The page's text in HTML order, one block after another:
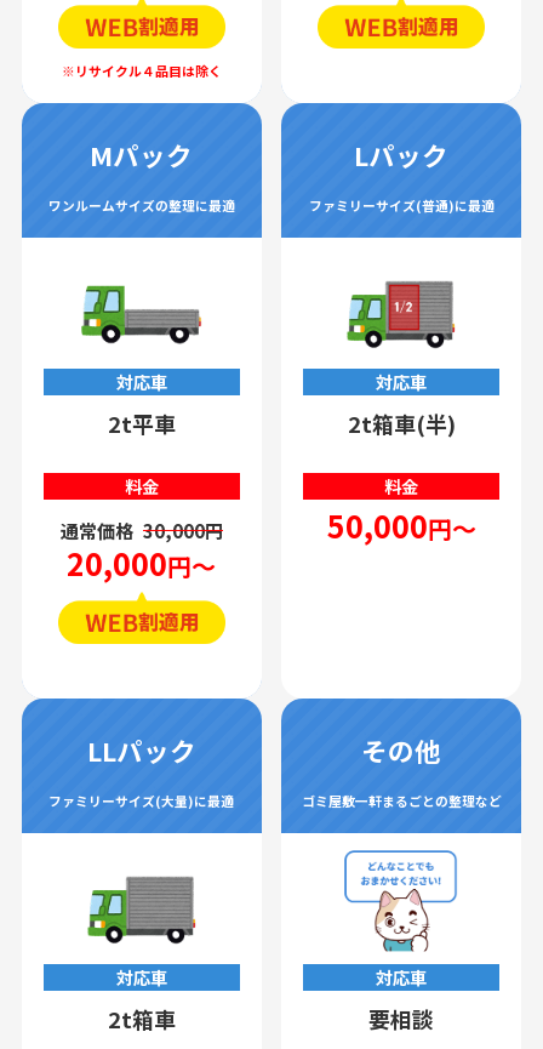
Mパック
ワンルームサイズの整理に最適
対応車
2t平車
料金
通常価格 30,000円
20,000円～
Lパック
ファミリーサイズ(普通)に最適
対応車
2t箱車(半)
料金
50,000円～
LLパック
ファミリーサイズ(大量)に最適
対応車
2t箱車
その他
ゴミ屋敷一軒まるごとの整理など
対応車
要相談